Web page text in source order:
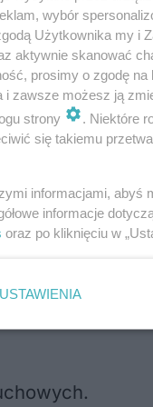
8-
by chronić
4569) na
wybór
Użytkownika my i
aktywnie skanować
prosimy o zgodę
i zawsze możesz ją
strony
. Niektóre
się takiemu
informacjami, abyś
informacje
oraz po kliknięciu w
USTAWIENIA